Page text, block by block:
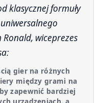
klasycznej formuły
Ronald, wiceprezes
gier na różnych
między grami na
zapewnić bardziej